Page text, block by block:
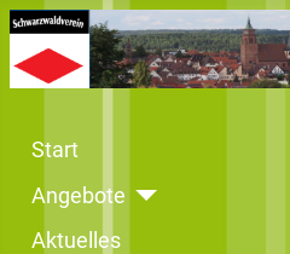
Start
Angebote
Aktuelles